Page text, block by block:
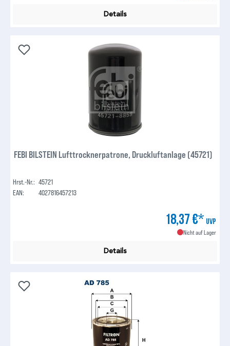
Details
FEBI BILSTEIN Lufttrocknerpatrone, Druckluftanlage (45721)
Hrst.-Nr.: 45721
EAN:
4027816457213
18,37 €* UVP
Nicht auf Lager
Details